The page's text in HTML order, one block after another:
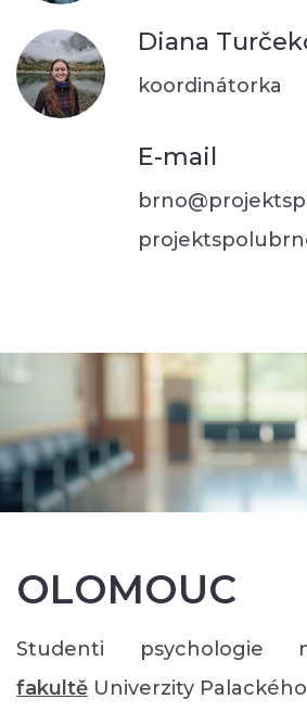
Diana
koordinátorka
E-mail
OLOMOUC
Studenti
faku ltě Univerzity